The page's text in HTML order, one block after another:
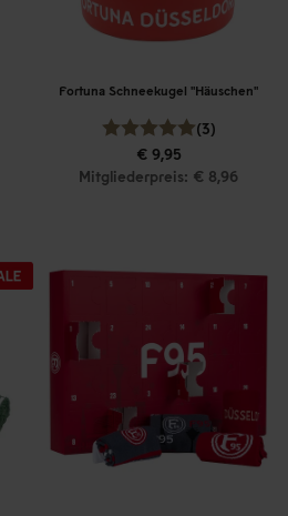
Fortuna Schneekugel "Häuschen"
(3)
€ 9,95
Mitgliederpreis: € 8,96